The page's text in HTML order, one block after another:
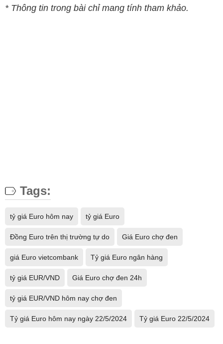
* Thông tin trong bài chỉ mang tính tham khảo.
Tags:
tỷ giá Euro hôm nay tỷ giá Euro
Đồng Euro trên thị trường tự do Giá Euro chợ đen
giá Euro vietcombank Tỷ giá Euro ngân hàng
tỷ giá EUR/VND Giá Euro chợ đen 24h
tỷ giá EUR/VND hôm nay chợ đen
Tỷ giá Euro hôm nay ngày 22/5/2024 Tỷ giá Euro 22/5/2024